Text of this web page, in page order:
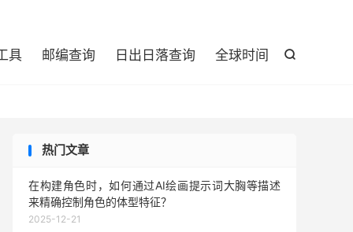

具 邮编查询 日出日落查询 全球时间
热门文章
在构建角色时，如何通过AI绘画提示词大胸等描述
来精确控制角色的体型特征？
2025-12-21